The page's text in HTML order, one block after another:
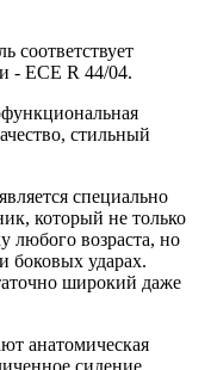
соответствует
- ECE R 44/04.
стильный
специально
который не только
любого возраста, но
боковых ударах.
широкий даже
анатомическая
сидение